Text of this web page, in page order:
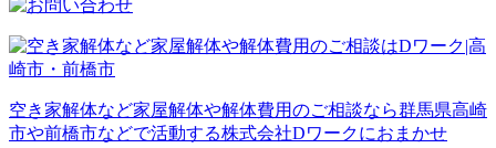
空き家解体など家屋解体や解体費用のご相談なら群馬県高崎
市や前橋市などで活動する株式会社Dワークにおまかせ